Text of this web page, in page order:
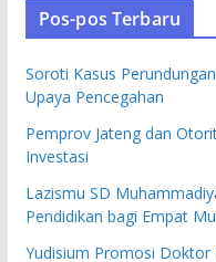
Pos-pos Terbaru
Soroti Kasus
Upaya Pencegahan
Pemprov Jateng dan
Investasi
Lazismu SD
Pendidikan bagi Empat
Yudisium Promosi Doktor